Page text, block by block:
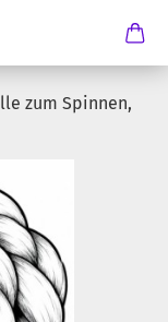
zum Spinnen,